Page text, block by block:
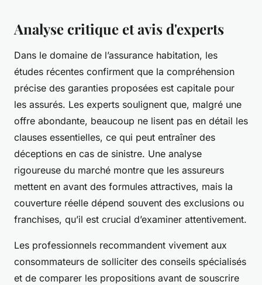
Analyse critique et avis d'experts
Dans le domaine de l’assurance habitation, les
études récentes confirment que la compréhension
précise des garanties proposées est capitale pour
les assurés. Les experts soulignent que, malgré une
offre abondante, beaucoup ne lisent pas en détail les
clauses essentielles, ce qui peut entraîner des
déceptions en cas de sinistre. Une analyse
rigoureuse du marché montre que les assureurs
mettent en avant des formules attractives, mais la
couverture réelle dépend souvent des exclusions ou
franchises, qu’il est crucial d’examiner attentivement.
Les professionnels recommandent vivement aux
consommateurs de solliciter des conseils spécialisés
et de comparer les propositions avant de souscrire